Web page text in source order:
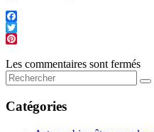
Les commentaires sont fermés
Catégories